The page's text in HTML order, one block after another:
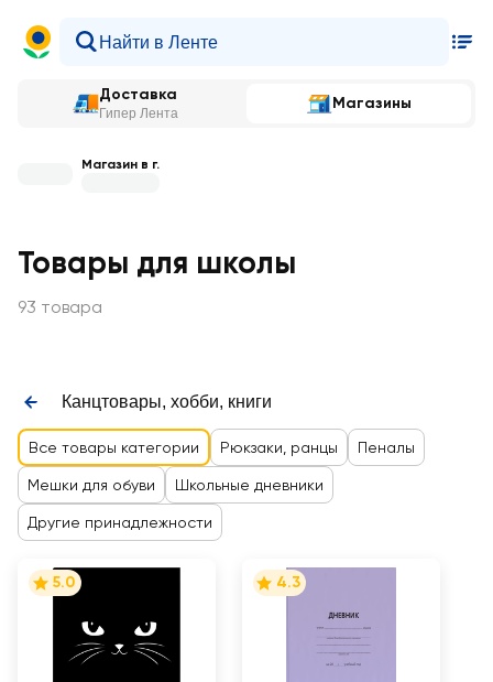
Доставка
Гипер Лента
Магазины
Магазин в г.
Товары для школы
93 товара
Канцтовары, хобби, книги
Все товары категории Рюкзаки, ранцы Пеналы
Мешки для обуви Школьные дневники
Другие принадлежности
5.0 4.3